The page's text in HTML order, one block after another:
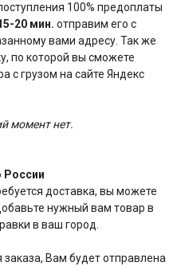
100% предоплаты
20 мин. отправим его с
вами адресу. Так же
по которой вы сможете
с грузом на сайте Яндекс
момент нет.
России
доставка, вы можете
нужный вам товар в
в ваш город.
Вам будет отправлена